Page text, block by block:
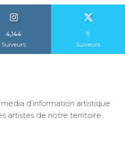
4,144
Suiveurs
11
Suiveurs
d’information artistique
artistes de notre territoire.